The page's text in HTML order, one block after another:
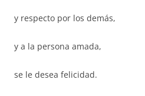
y respecto por los demás,
y a la persona amada,
se le desea felicidad.